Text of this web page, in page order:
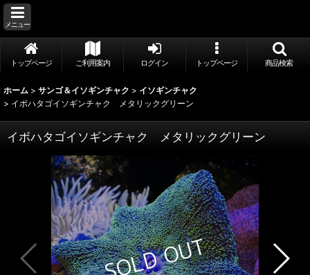
メニュー
トップページ ご利用案内 ログイン トップページ 商品検索
ホーム > サンゴ＆イソギンチャク > イソギンチャク
> イボハタゴイソギンチャク メタリックグリーン
イボハタゴイソギンチャク メタリックグリーン